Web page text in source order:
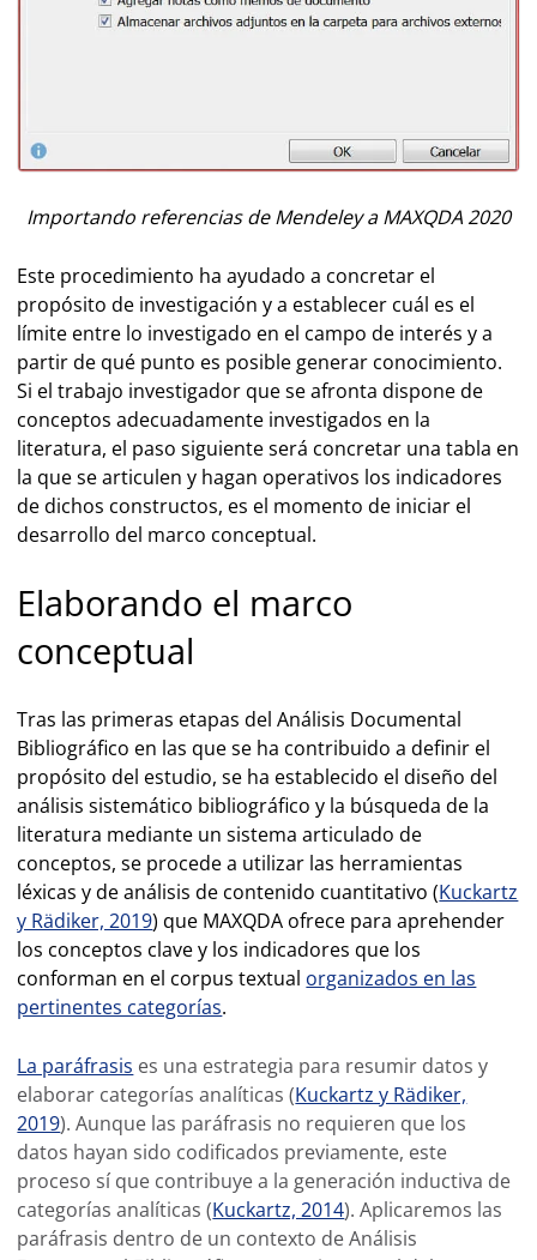
Importando referencias de Mendeley a MAXQDA 2020
Este procedimiento ha ayudado a concretar el
propósito de investigación y a establecer cuál es el
límite entre lo investigado en el campo de interés y a
partir de qué punto es posible generar conocimiento.
Si el trabajo investigador que se afronta dispone de
conceptos adecuadamente investigados en la
literatura, el paso siguiente será concretar una tabla en
la que se articulen y hagan operativos los indicadores
de dichos constructos, es el momento de iniciar el
desarrollo del marco conceptual.
Elaborando el marco
conceptual
Tras las primeras etapas del Análisis Documental
Bibliográfico en las que se ha contribuido a definir el
propósito del estudio, se ha establecido el diseño del
análisis sistemático bibliográfico y la búsqueda de la
literatura mediante un sistema articulado de
conceptos, se procede a utilizar las herramientas
léxicas y de análisis de contenido cuantitativo (Kuckartz
y Rädiker, 2019) que MAXQDA ofrece para aprehender
los conceptos clave y los indicadores que los
conforman en el corpus textual organizados en las
pertinentes categorías.
La paráfrasis es una estrategia para resumir datos y
elaborar categorías analíticas (Kuckartz y Rädiker,
2019). Aunque las paráfrasis no requieren que los
datos hayan sido codificados previamente, este
proceso sí que contribuye a la generación inductiva de
categorías analíticas (Kuckartz, 2014). Aplicaremos las
paráfrasis dentro de un contexto de Análisis